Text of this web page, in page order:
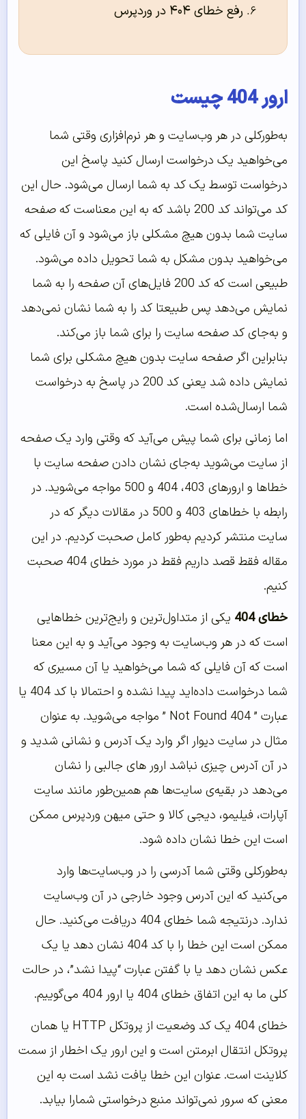
رفع خطای ۴۰۴ در وردپرس
ارور 404 چیست
به‌طورکلی در هر وب‌سایت و هر نرم‌افزاری وقتی شما
می‌خواهید یک درخواست ارسال کنید پاسخ این
درخواست توسط یک کد به شما ارسال می‌شود. حال این
کد می‌تواند کد 200 باشد که به این معناست که صفحه
سایت شما بدون هیچ مشکلی باز می‌شود و آن فایلی که
می‌خواهید بدون مشکل به شما تحویل داده می‌شود.
طبیعی است که کد 200 فایل‌های آن صفحه را به شما
نمایش می‌دهد پس طبیعتا کد را به شما نشان نمی‌دهد
و به‌جای کد صفحه سایت را برای شما باز می‌کند.
بنابراین اگر صفحه سایت بدون هیچ مشکلی برای شما
نمایش داده شد یعنی کد 200 در پاسخ به درخواست
شما ارسال‌شده است.
اما زمانی برای شما پیش می‌آید که وقتی وارد یک صفحه
از سایت می‌شوید به‌جای نشان دادن صفحه سایت با
خطاها و ارورهای 403، 404 و 500 مواجه می‌شوید. در
رابطه با خطاهای 403 و 500 در مقالات دیگر که در
سایت منتشر کردیم به‌طور کامل صحبت کردیم. در این
مقاله فقط قصد داریم فقط در مورد خطای 404 صحبت
کنیم.
خطای 404
یکی از متداول‌ترین و رایج‌ترین خطاهایی
است که در هر وب‌سایت به وجود می‌آید و به این معنا
است که آن فایلی که شما می‌خواهید یا آن مسیری که
شما درخواست داده‌اید پیدا نشده و احتمالا با کد 404 یا
عبارت ” Not Found 404 ” مواجه می‌شوید. به‌ عنوان‌
مثال در سایت دیوار اگر وارد یک آدرس و نشانی شدید و
در آن آدرس چیزی نباشد ارور های جالبی را نشان
می‌دهد در بقیه‌ی سایت‌ها هم همین‌طور مانند سایت
آپارات، فیلیمو، دیجی کالا و حتی میهن وردپرس ممکن
است این خطا نشان داده شود.
به‌طورکلی وقتی شما آدرسی را در وب‌سایت‌ها وارد
می‌کنید که این آدرس وجود خارجی در آن وب‌سایت
ندارد. درنتیجه شما خطای 404 دریافت می‌کنید. حال
ممکن است این خطا را با کد 404 نشان دهد یا یک
عکس نشان دهد یا با گفتن عبارت “پیدا نشد”، در حالت
کلی ما به این اتفاق خطای 404 یا ارور 404 می‌گوییم.
خطای 404 یک کد وضعیت از پروتکل HTTP یا همان
پروتکل انتقال ابرمتن است و این ارور یک اخطار از سمت
کلاینت است. عنوان این خطا یافت نشد است به این
معنی که سرور نمی‌تواند منبع درخواستی شمارا بیابد.